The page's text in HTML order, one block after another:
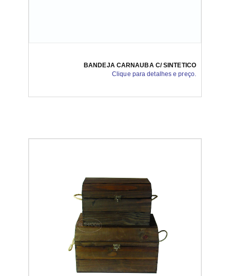
BANDEJA CARNAUBA C/ SINTETICO
Clique para detalhes e preço.